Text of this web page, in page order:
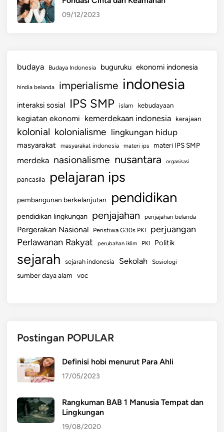
09/12/2023
budaya Budaya Indonesia buguruku ekonomi indonesia
hindia belanda imperialisme indonesia
interaksi sosial IPS SMP islam kebudayaan
kegiatan ekonomi kemerdekaan indonesia kerajaan
kolonial kolonialisme lingkungan hidup
masyarakat masyarakat indonesia materi ips materi IPS SMP
merdeka nasionalisme nusantara organisasi
pancasila pelajaran ips
pembangunan berkelanjutan pendidikan
pendidikan lingkungan penjajahan penjajahan belanda
Pergerakan Nasional Peristiwa G30s PKI perjuangan
Perlawanan Rakyat perubahan iklim PKI Politik
sejarah sejarah indonesia Sekolah Sosiologi
sumber daya alam voc
Postingan POPULAR
Definisi hobi menurut Para Ahli
17/05/2023
Rangkuman BAB 1 Manusia Tempat dan
Lingkungan
19/08/2020